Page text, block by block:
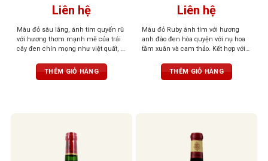
Liên hệ
Màu đỏ sâu lắng, ánh tím quyến rũ
với hương thơm mạnh mẽ của trái
cây đen chín mọng như việt quất, lý
cam thảo và gỗ sồi. Rượu có cấu
trúc mạnh mẽ nhưng cân bằng,
THÊM GIỎ HÀNG
Liên hệ
Màu đỏ Ruby ánh tím với hương
anh đào đen hòa quyện với nụ hoa
tầm xuân và cam thảo. Kết hợp với
và cay đặc trưng, dư vị kéo dài với
mùi thuốc lá và đất ẩm
THÊM GIỎ HÀNG